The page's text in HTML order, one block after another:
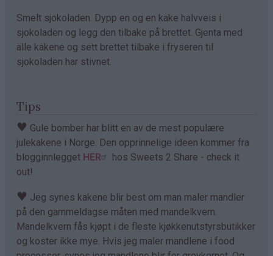
Smelt sjokoladen. Dypp en og en kake halvveis i
sjokoladen og legg den tilbake på brettet. Gjenta med
alle kakene og sett brettet tilbake i fryseren til
sjokoladen har stivnet.
Tips
♥ Gule bomber har blitt en av de mest populære
julekakene i Norge. Den opprinnelige ideen kommer fra
blogginnlegget HER
hos Sweets 2 Share - check it
out!
♥ Jeg synes kakene blir best om man maler mandler
på den gammeldagse måten med mandelkvern.
Mandelkvern fås kjøpt i de fleste kjøkkenutstyrsbutikker
og koster ikke mye. Hvis jeg maler mandlene i food